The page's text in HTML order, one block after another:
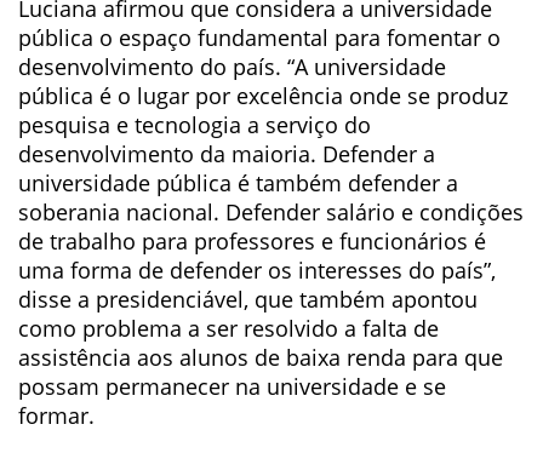
Luciana afirmou que considera a universidade
pública o espaço fundamental para fomentar o
desenvolvimento do país. “A universidade
pública é o lugar por excelência onde se produz
pesquisa e tecnologia a serviço do
desenvolvimento da maioria. Defender a
universidade pública é também defender a
soberania nacional. Defender salário e condições
de trabalho para professores e funcionários é
uma forma de defender os interesses do país”,
disse a presidenciável, que também apontou
como problema a ser resolvido a falta de
assistência aos alunos de baixa renda para que
possam permanecer na universidade e se
formar.